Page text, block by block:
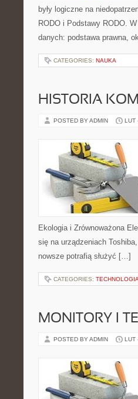
były logiczne na
RODO i Podstawy RODO.
danych: podstawa prawna,
CATEGORIES: NAUKA
HISTORIA
POSTED BY ADMIN LUT
Ekologia i Zrównoważona
się na urządzeniach
nowsze potrafią służyć […]
CATEGORIES:
MONITORY I
POSTED BY ADMIN LUT